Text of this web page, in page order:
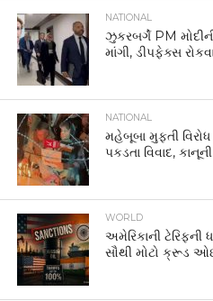
NATIONAL
ઝુકરબર્ગે PM
માંગી, ડીપફેક્સ
NATIONAL
મહેબૂબા મુફ્તી વિરોધ
પકડતા વિવાદ,
WORLD
અમેરિકાની ટેરિફની
સૌથી મોટો ક્રૂડ